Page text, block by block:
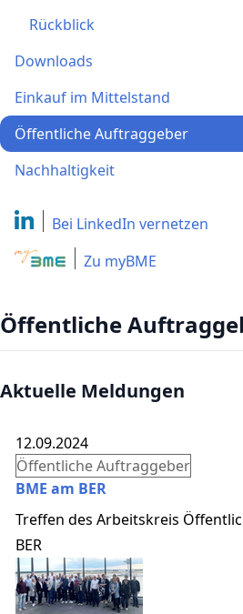
Rückblick
Downloads
Einkauf im Mittelstand
Öffentliche Auftraggeber
Nachhaltigkeit
Bei LinkedIn vernetzen
Zu myBME
Öffentliche
Aktuelle Meldungen
12.09.2024
Öffentliche Auftraggeber
BME am BER
Treffen des Arbeitskreis
BER